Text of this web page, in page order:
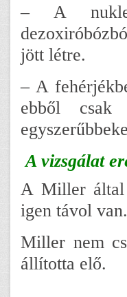
– A
jött létre.
– A
ebből
A vizsgálat
A Miller által
igen távol van.
Miller nem
állította elő.